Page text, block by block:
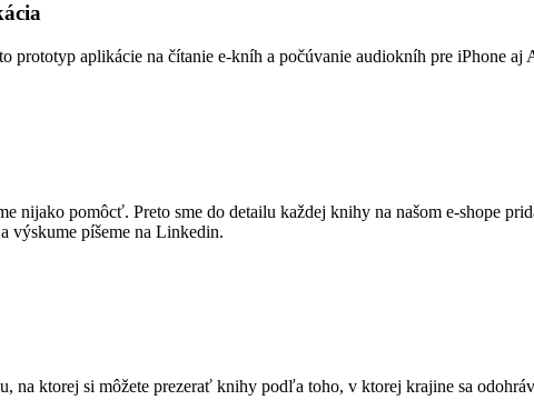
prototyp aplikácie na čítanie e-kníh a počúvanie audiokníh pre iPhone aj
nijako pomôcť. Preto sme do detailu každej knihy na našom e-shope
výskume píšeme na Linkedin.
na ktorej si môžete prezerať knihy podľa toho, v ktorej krajine sa